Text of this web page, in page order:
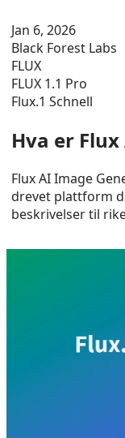
Jan 6, 2026
Black Forest Labs
FLUX
FLUX 1.1 Pro
Flux.1 Schnell
Hva er
Flux AI Image
drevet plattform
beskrivelser til